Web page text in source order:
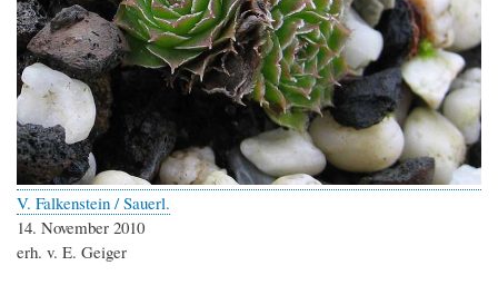
V. Falkenstein / Sauerl.
14. November 2010
erh. v. E. Geiger